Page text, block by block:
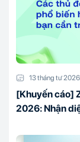
13 tháng tư 2026
[Khuyến cáo]
2026: Nhận